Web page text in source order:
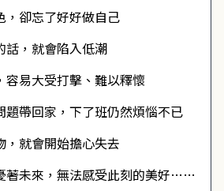
，卻忘了好好做自己
話，就會陷入低潮
容易大受打擊、難以釋懷
題帶回家，下了班仍然煩惱不已
，就會開始擔心失去
著未來，無法感受此刻的美好……